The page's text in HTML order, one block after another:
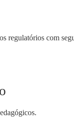
regulatórios com